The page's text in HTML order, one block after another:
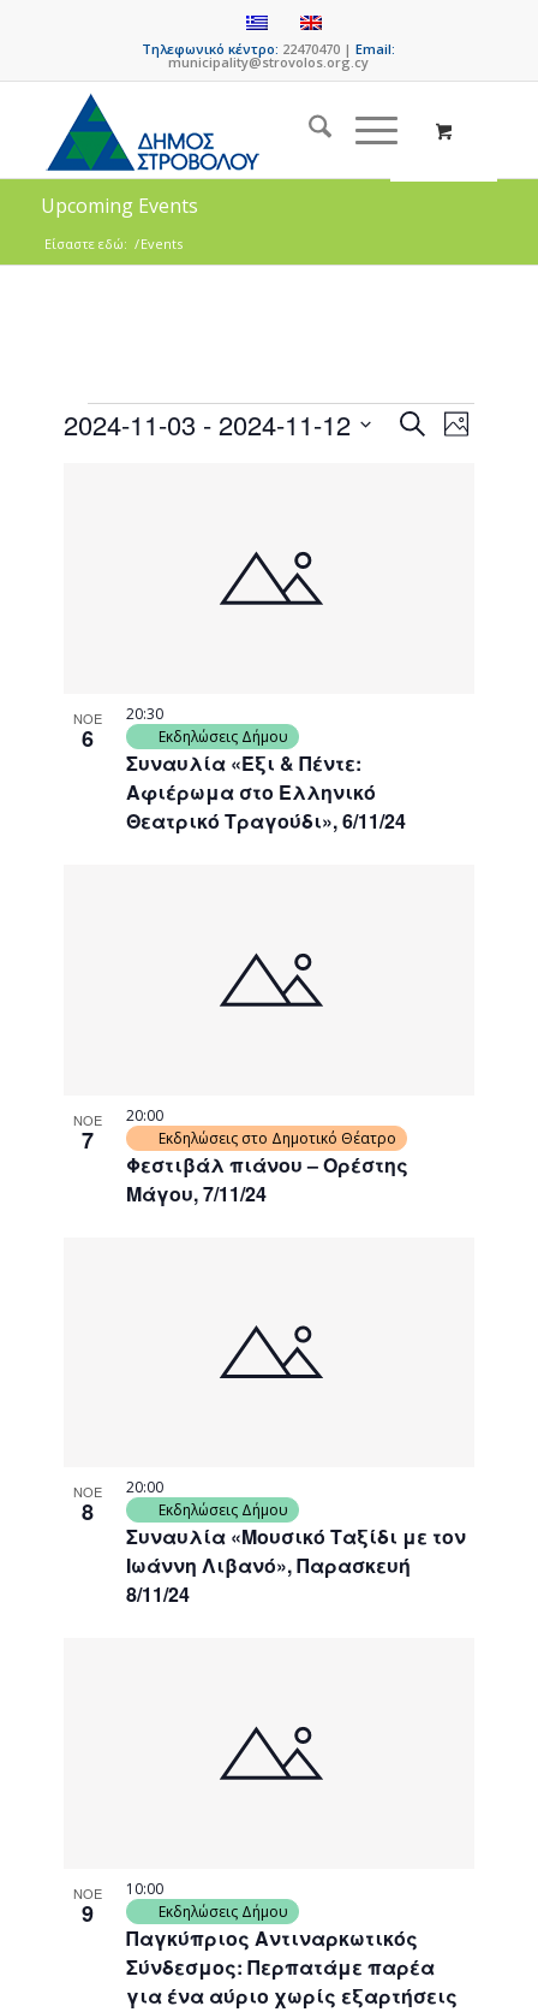
Τηλεφωνικό κέντρο: 22470470 |Email:
municipality@strovolos.org.cy
Upcoming Events
Είσαστε εδώ: /Events
Events
SearchEvent
Views
Photo
2024-11-03 - 2024-11-12
ΝΟΕ
6
Συναυλία «Έξι & Πέντε:
Αφιέρωμα στο Ελληνικό
Θεατρικό Τραγούδι», 6/11/24
20:30
Εκδηλώσεις Δήμου
ΝΟΕ
7
Φεστιβάλ πιάνου – Ορέστης
Μάγου, 7/11/24
20:00
Εκδηλώσεις στο Δημοτικό Θέατρο
ΝΟΕ
8
Συναυλία «Μουσικό Ταξίδι με τον
Ιωάννη Λιβανό», Παρασκευή
8/11/24
20:00
Εκδηλώσεις Δήμου
ΝΟΕ
9
Παγκύπριος Αντιναρκωτικός
Σύνδεσμος: Περπατάμε παρέα
για ένα αύριο χωρίς εξαρτήσεις
10:00
Εκδηλώσεις Δήμου